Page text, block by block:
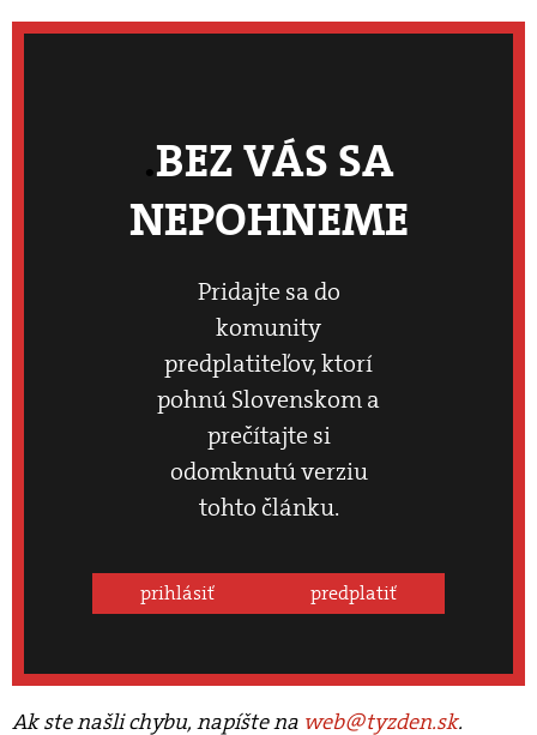
BEZ VÁS SA
NEPOHNEME
Pridajte sa do
komunity
predplatiteľov, ktorí
pohnú Slovenskom a
prečítajte si
odomknutú verziu
tohto článku.
prihlásiť predplatiť
Ak ste našli chybu, napíšte na web@tyzden.sk.